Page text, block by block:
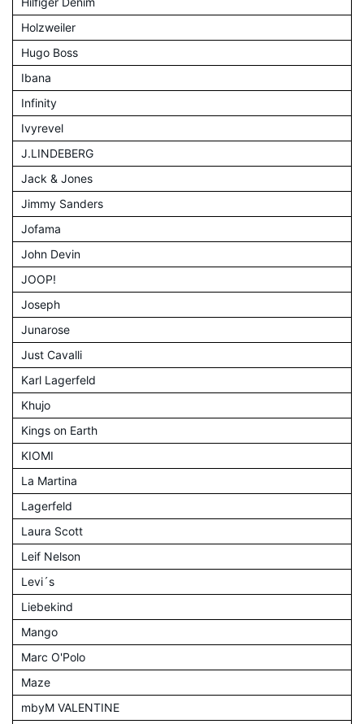
Holzweiler
Hugo Boss
Ibana
Infinity
Ivyrevel
J.LINDEBERG
Jack & Jones
Jimmy Sanders
Jofama
John Devin
JOOP!
Joseph
Junarose
Just Cavalli
Karl Lagerfeld
Khujo
Kings on Earth
KIOMI
La Martina
Lagerfeld
Laura Scott
Leif Nelson
Levi´s
Liebekind
Mango
Marc O'Polo
Maze
mbyM VALENTINE